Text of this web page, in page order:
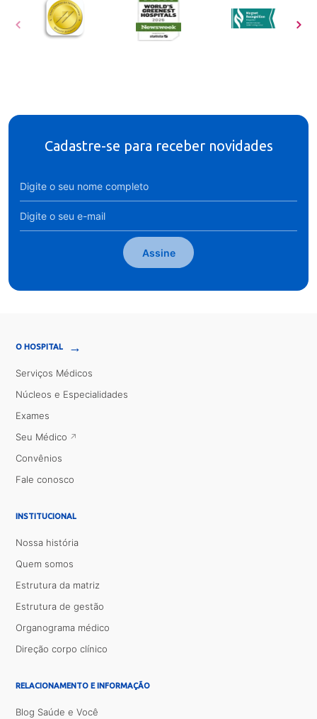
Cadastre-se para receber novidades
Assine
O HOSPITAL →
Serviços Médicos
Núcleos e Especialidades
Exames
Seu Médico
Convênios
Fale conosco
INSTITUCIONAL
Nossa história
Quem somos
Estrutura da matriz
Estrutura de gestão
Organograma médico
Direção corpo clínico
RELACIONAMENTO E INFORMAÇÃO
Blog Saúde e Você